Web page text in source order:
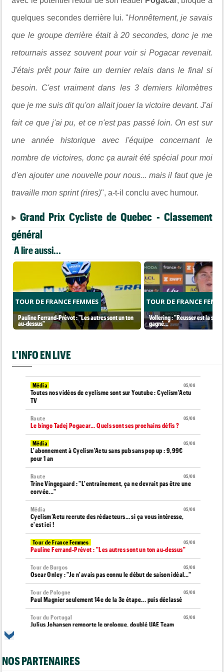
quelques secondes derrière lui. "Honnêtement, je savais
que le groupe derrière était à 20 secondes, donc je me
retournais assez souvent pour voir si Pogacar revenait.
J'étais prêt pour faire un dernier relais dans le final si
besoin. C'est vraiment dans les 3 derniers kilomètres
que je me suis dit qu'on allait jouer la victoire devant. J'ai
fait ce que j'ai pu, et ce n'est pas passé loin. On est sur
une année historique avec l'équipe concernant le
nombre de victoires, donc ça aurait été spécial pour moi
d'en ajouter une nouvelle pour nous... mais il faut que je
travaille mon sprint (rires)", a-t-il conclu avec humour.
Grand Prix Cycliste de Quebec - Classement
général
A lire aussi...
TOUR DE FRANCE FEMMES
Pauline Ferrand-Prévot : "Les autres sont un ton
au-dessus"
TOUR DE FRANCE
Vollering : "Reusser est la
gagné..."
L'INFO EN LIVE
05/08
Média
Toutes nos vidéos de cyclisme sont sur Youtube : Cyclism'Actu
TV
05/08
Route
Le bingo Tadej Pogacar... Quels sont ses prochains défis ?
05/08
Média
L'abonnement à Cyclism'Actu sans pub sans pop up : 9,99€
pour 1 an
05/08
Route
Trine Vingegaard : "L'entraînement, ça ne devrait pas être une
corvée..."
05/08
Média
Cyclism’Actu recrute des rédacteurs… si ça vous intéresse,
c'est ici !
05/08
Tour de France Femmes
Pauline Ferrand-Prévot : "Les autres sont un ton au-dessus"
05/08
Tour de Burgos
Oscar Onley : "Je n'avais pas connu le début de saison idéal…"
05/08
Tour de Pologne
Paul Magnier seulement 14e de la 3e étape... puis déclassé
05/08
Tour du Portugal
Julius Johansen remporte le prologue, doublé UAE Team
Marlen Reusser : "C'était différent du Mont Ventoux..."
NOS PARTENAIRES